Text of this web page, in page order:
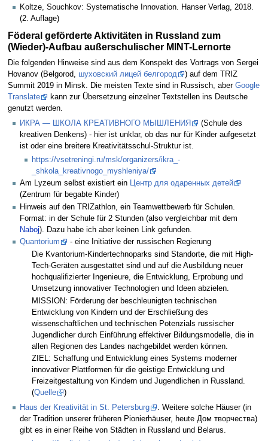
Koltze, Souchkov: Systematische Innovation. Hanser Verlag, 2018.
(2. Auflage)
Föderal geförderte Aktivitäten in Russland zum
(Wieder)-Aufbau außerschulischer MINT-Lernorte
Die folgenden Hinweise sind aus dem Konspekt des Vortrags von Sergei
Hovanov (Belgorod, шуховский лицей белгород
) auf dem TRIZ
Summit 2019 in Minsk. Die meisten Texte sind in Russisch, aber Google
Translate
kann zur Übersetzung einzelner Textstellen ins Deutsche
genutzt werden.
ИКРА — ШКОЛА КРЕАТИВНОГО МЫШЛЕНИЯ
(Schule des
kreativen Denkens) - hier ist unklar, ob das nur für Kinder aufgesetzt
ist oder eine breitere Kreativitätsschul-Struktur ist.
https://vsetreningi.ru/msk/organizers/ikra_-
_shkola_kreativnogo_myshleniya/
Am Lyzeum selbst existiert ein Центр для одаренных детей
(Zentrum für begabte Kinder)
Hinweis auf den TRIZathlon, ein Teamwettbewerb für Schulen.
Format: in der Schule für 2 Stunden (also vergleichbar mit dem
Naboj). Dazu habe ich aber keinen Link gefunden.
Quantorium
- eine Initiative der russischen Regierung
Die Kvantorium-Kindertechnoparks sind Standorte, die mit High-
Tech-Geräten ausgestattet sind und auf die Ausbildung neuer
hochqualifizierter Ingenieure, die Entwicklung, Erprobung und
Umsetzung innovativer Technologien und Ideen abzielen.
MISSION: Förderung der beschleunigten technischen
Entwicklung von Kindern und der Erschließung des
wissenschaftlichen und technischen Potenzials russischer
Jugendlicher durch Einführung effektiver Bildungsmodelle, die in
allen Regionen des Landes nachgebildet werden können.
ZIEL: Schaffung und Entwicklung eines Systems moderner
innovativer Plattformen für die geistige Entwicklung und
Freizeitgestaltung von Kindern und Jugendlichen in Russland.
(Quelle
)
Haus der Kreativität in St. Petersburg
. Weitere solche Häuser (in
der Tradition unserer früheren Pionierhäuser, heute Дом творчества)
gibt es in einer Reihe von Städten in Russland und Belarus.